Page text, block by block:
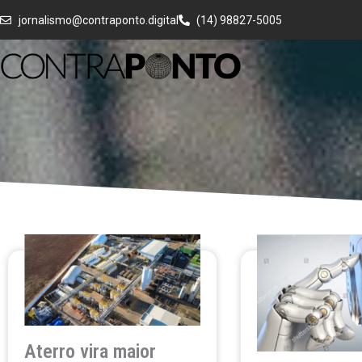
para
o
conteúdo
jornalismo@contraponto.digital (14) 98827-5005
Aterro vira maior